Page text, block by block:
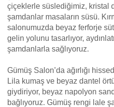
çiçeklerle süslediğimiz, kristal
şamdanlar masaların süsü.
salonumuzda beyaz ferforje
gelin yolunu tasarlıyor,
şamdanlarla sağlıyoruz.
Gümüş Salon’da ağırlığı
Lila kumaş ve beyaz dantel
giydiriyor, beyaz napolyon
bağlıyoruz. Gümüş rengi lale